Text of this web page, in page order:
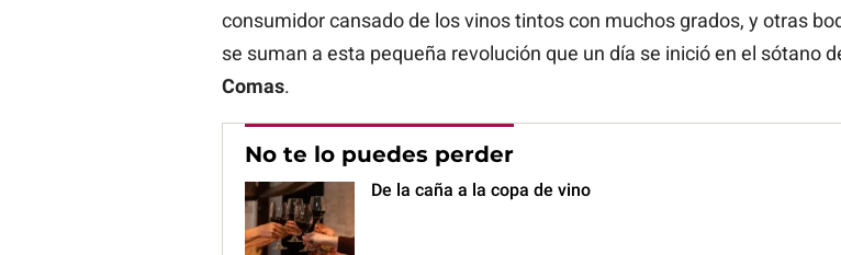
consumidor cansado de los vinos tintos con muchos grados, y otras
se suman a esta pequeña revolución que un día se inició en el sótano
Comas.
No te lo puedes perder
De la caña a la copa de vino